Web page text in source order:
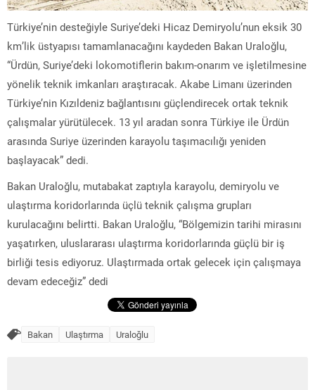
Türkiye’nin desteğiyle Suriye’deki Hicaz Demiryolu’nun eksik 30
km’lik üstyapısı tamamlanacağını kaydeden Bakan Uraloğlu,
“Ürdün, Suriye’deki lokomotiflerin bakım-onarım ve işletilmesine
yönelik teknik imkanları araştıracak. Akabe Limanı üzerinden
Türkiye’nin Kızıldeniz bağlantısını güçlendirecek ortak teknik
çalışmalar yürütülecek. 13 yıl aradan sonra Türkiye ile Ürdün
arasında Suriye üzerinden karayolu taşımacılığı yeniden
başlayacak” dedi.
Bakan Uraloğlu, mutabakat zaptıyla karayolu, demiryolu ve
ulaştırma koridorlarında üçlü teknik çalışma grupları
kurulacağını belirtti. Bakan Uraloğlu, “Bölgemizin tarihi mirasını
yaşatırken, uluslararası ulaştırma koridorlarında güçlü bir iş
birliği tesis ediyoruz. Ulaştırmada ortak gelecek için çalışmaya
devam edeceğiz” dedi
Bakan Ulaştırma Uraloğlu